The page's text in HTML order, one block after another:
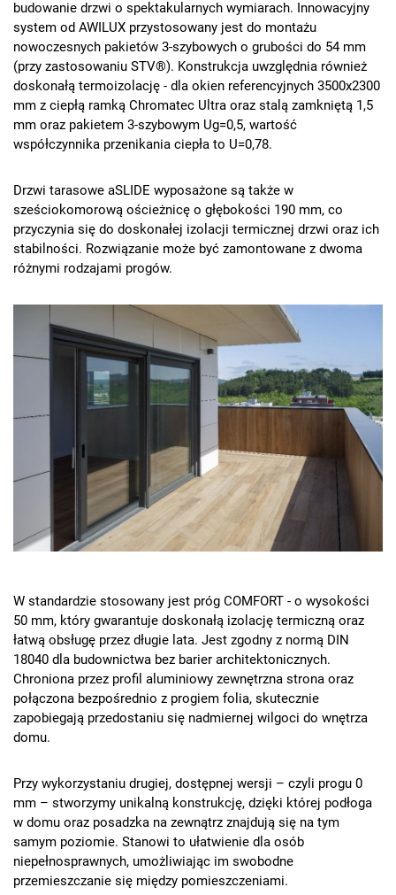
budowanie drzwi o spektakularnych wymiarach. Innowacyjny
system od AWILUX przystosowany jest do montażu
nowoczesnych pakietów 3-szybowych o grubości do 54 mm
(przy zastosowaniu STV®). Konstrukcja uwzględnia również
doskonałą termoizolację - dla okien referencyjnych 3500x2300
mm z ciepłą ramką Chromatec Ultra oraz stalą zamkniętą 1,5
mm oraz pakietem 3-szybowym Ug=0,5, wartość
współczynnika przenikania ciepła to U=0,78.
Drzwi tarasowe aSLIDE wyposażone są także w
sześciokomorową ościeżnicę o głębokości 190 mm, co
przyczynia się do doskonałej izolacji termicznej drzwi oraz ich
stabilności. Rozwiązanie może być zamontowane z dwoma
różnymi rodzajami progów.
W standardzie stosowany jest próg COMFORT - o wysokości
50 mm, który gwarantuje doskonałą izolację termiczną oraz
łatwą obsługę przez długie lata. Jest zgodny z normą DIN
18040 dla budownictwa bez barier architektonicznych.
Chroniona przez profil aluminiowy zewnętrzna strona oraz
połączona bezpośrednio z progiem folia, skutecznie
zapobiegają przedostaniu się nadmiernej wilgoci do wnętrza
domu.
Przy wykorzystaniu drugiej, dostępnej wersji – czyli progu 0
mm – stworzymy unikalną konstrukcję, dzięki której podłoga
w domu oraz posadzka na zewnątrz znajdują się na tym
samym poziomie. Stanowi to ułatwienie dla osób
niepełnosprawnych, umożliwiając im swobodne
przemieszczanie się między pomieszczeniami.